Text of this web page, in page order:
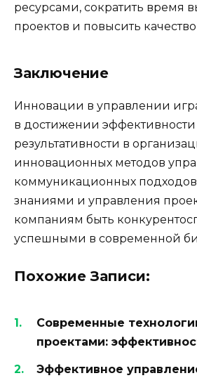
ресурсами, сократить время
проектов и повысить качество
Заключение
Инновации в управлении
в достижении эффективности
результативности в
инновационных методов
коммуникационных
знаниями и управления
компаниям быть
успешными в современной
Похожие Записи:
Современные
проектами:
Эффективное